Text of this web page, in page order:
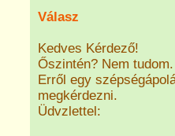
Válasz
Kedves Kérdező!
Őszintén? Nem tudom.
Erről egy
megkérdezni.
Üdvzlettel: